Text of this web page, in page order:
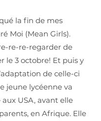
la fin de mes
Moi (Mean Girls).
re-re-regarder de
le 3 octobre! Et puis y
de celle-ci
jeune lycéenne va
USA, avant elle
en Afrique. Elle